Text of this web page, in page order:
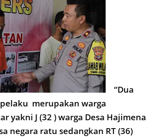
“Dua
merupakan warga
yakni J (32 ) warga Desa Hajimena
negara ratu sedangkan RT (36)